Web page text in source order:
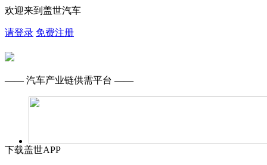
欢迎来到盖世汽车
请登录 免费注册
—— 汽车产业链供需平台 ——
下载盖世APP